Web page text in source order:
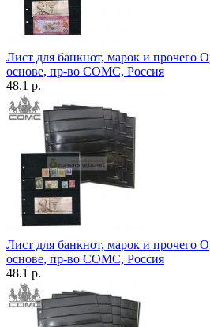
Лист для банкнот, марок и прочего
основе, пр-во СОМС, Россия
48.1 р.
Лист для банкнот, марок и прочего
основе, пр-во СОМС, Россия
48.1 р.